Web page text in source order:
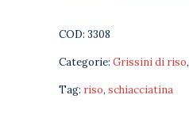
Nero
COD: 3308
Categorie: Grissini di riso,
Tag: riso, schiacciatina